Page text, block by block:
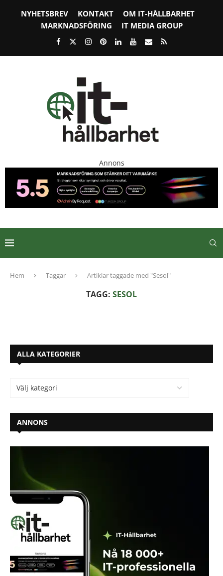
NYHETSBREV KONTAKT
OM IT-HÅLLBARHET
MARKNADSFÖRING
IT MEDIA GROUP
Annons
Hem Taggar Artiklar taggade med "Sesol"
TAGG: SESOL
ALLA KATEGORIER
ANNONS